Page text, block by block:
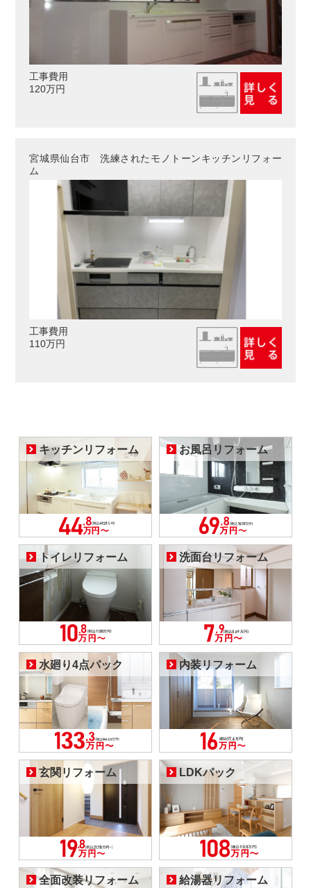
工事費用
120万円
宮城県仙台市 洗練されたモノトーンキッチンリフォー
ム
工事費用
110万円
キッチンリフォーム お風呂リフォーム
トイレリフォーム 洗面台リフォーム
水廻り4点パック 内装リフォーム
玄関リフォーム LDKパック
全面改装リフォーム 給湯器リフォーム